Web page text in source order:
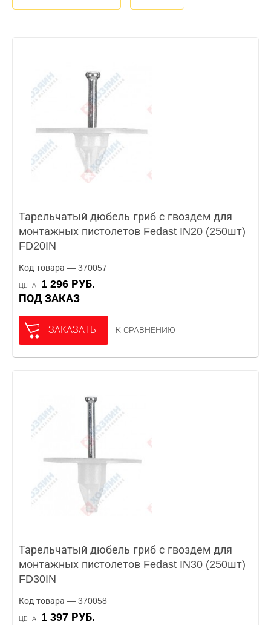
Тарельчатый дюбель гриб с гвоздем для
монтажных пистолетов Fedast IN20 (250шт)
FD20IN
Код товара — 370057
ЦЕНА
1 296 РУБ.
ПОД ЗАКАЗ
ЗАКАЗАТЬ К СРАВНЕНИЮ
Тарельчатый дюбель гриб с гвоздем для
монтажных пистолетов Fedast IN30 (250шт)
FD30IN
Код товара — 370058
ЦЕНА
1 397 РУБ.